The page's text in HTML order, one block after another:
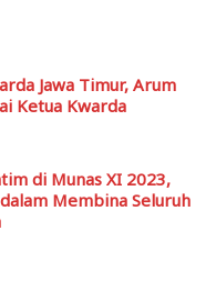
Jawa Timur, Arum
Ketua Kwarda
di Munas XI 2023,
Membina Seluruh